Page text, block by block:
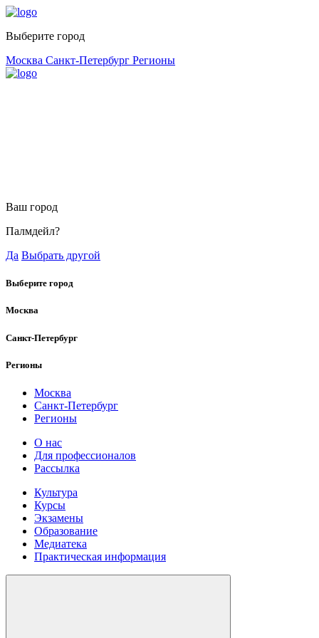
Выберите город
Москва Санкт-Петербург Регионы
Ваш город
Палмдейл?
Да Выбрать другой
Выберите город
Москва
Санкт-Петербург
Регионы
Москва
Санкт-Петербург
Регионы
О нас
Для профессионалов
Рассылка
Культура
Курсы
Экзамены
Образование
Медиатека
Практическая информация